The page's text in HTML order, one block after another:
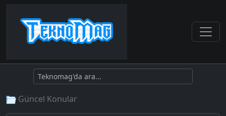
Güncel Konular